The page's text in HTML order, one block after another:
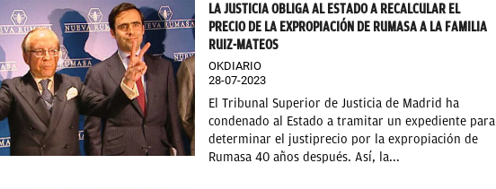
LA JUSTICIA OBLIGA AL ESTADO A RECALCULAR EL
PRECIO DE LA EXPROPIACIÓN DE RUMASA A LA FAMILIA
RUIZ-MATEOS
OKDIARIO
28-07-2023
El Tribunal Superior de Justicia de Madrid ha
condenado al Estado a tramitar un expediente para
determinar el justiprecio por la expropiación de
Rumasa 40 años después. Así, la...